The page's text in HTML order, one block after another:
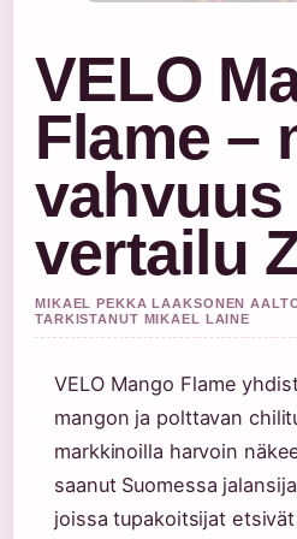
VELO
Flame –
vahvuus
vertailu
MIKAEL PEKKA LAAKSONEN
TARKISTANUT MIKAEL LAINE
VELO Mango Flame
mangon ja polttavan
markkinoilla harvoin
saanut Suomessa
joissa tupakoitsijat